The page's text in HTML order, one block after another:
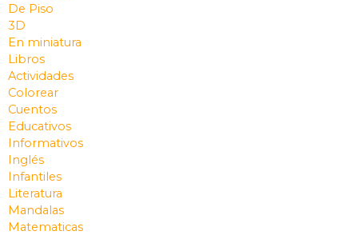
De Piso
3D
En miniatura
Libros
Actividades
Colorear
Cuentos
Educativos
Informativos
Inglés
Infantiles
Literatura
Mandalas
Matematicas